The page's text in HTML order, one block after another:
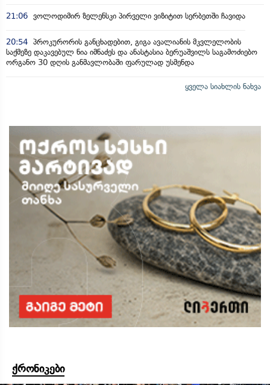
21:06 ვოლოდიმირ ზელენსკი პირველი ვიზიტით სერბეთში ჩავიდა
20:54 პროკურორის განცხადებით, გიგა ავალიანის მკვლელობის
საქმეზე დაკავებულ ნია იმნაძეს და ანასტასია ბერუაშვილს საგამოძიებო
ორგანო 30 დღის განმავლობაში ფარულად უსმენდა
ყველა სიახლის ნახვა
ქრონიკები